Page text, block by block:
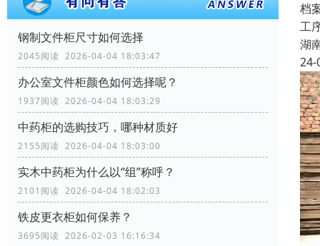
钢制文件柜尺寸如何选择
2045阅读 2026-04-04 18:03:47
办公室文件柜颜色如何选择呢？
1937阅读 2026-04-04 18:03:29
中药柜的选购技巧，哪种材质好
2155阅读 2026-04-04 18:03:00
实木中药柜为什么以“组”称呼？
2101阅读 2026-04-04 18:02:03
铁皮更衣柜如何保养？
3695阅读 2026-02-03 16:16:34
档
工
湖
24-